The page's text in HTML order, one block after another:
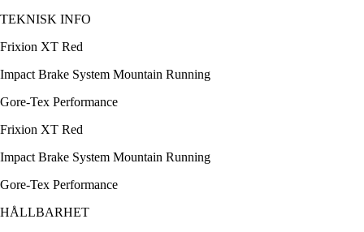
TEKNISK INFO
Frixion XT Red
Impact Brake System Mountain Running
Gore-Tex Performance
Frixion XT Red
Impact Brake System Mountain Running
Gore-Tex Performance
HÅLLBARHET